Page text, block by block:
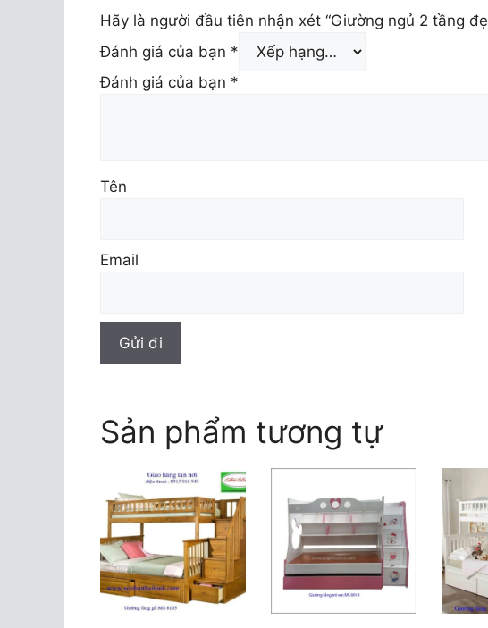
Hãy là người đầu tiên nhận xét “Giường ngủ 2 tầng
Đánh giá của bạn *
Đánh giá của bạn *
Tên
Email
Sản phẩm tương tự